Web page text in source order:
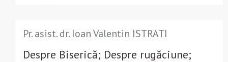
Pr. asist. dr. Ioan Valentin ISTRATI
Despre Biserică; Despre rugăciune;